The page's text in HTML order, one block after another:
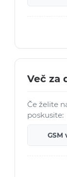
Več za
Če želite
poskusite:
GSM